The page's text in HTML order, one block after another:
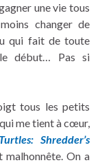
une vie tous
changer de
qui fait de toute
début… Pas si
tous les petits
me tient à cœur,
Shredder’s
malhonnête. On a